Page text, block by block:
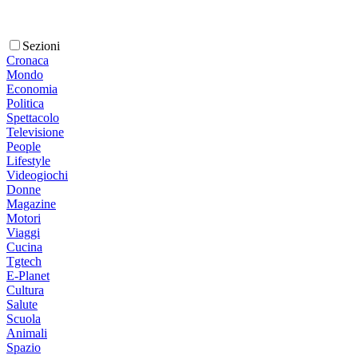
Sezioni
Cronaca
Mondo
Economia
Politica
Spettacolo
Televisione
People
Lifestyle
Videogiochi
Donne
Magazine
Motori
Viaggi
Cucina
Tgtech
E-Planet
Cultura
Salute
Scuola
Animali
Spazio